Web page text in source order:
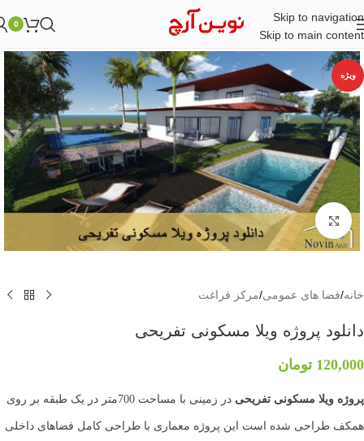
Skip to navigation
Skip to main content
0
ویژه
بزرگنمایی تصویر
خانه/فضا های عمومی/مرکز فراغت
دانلود پروژه ویلا مسکونی تفریحی
120,000 تومان
پروژه ویلا مسکونی تفریحی در زمینی با مساحت 700متر در یک طبقه بر روی
همکف طراحی شده است این پروژه معماری با طراحی کامل فضاهای داخلی